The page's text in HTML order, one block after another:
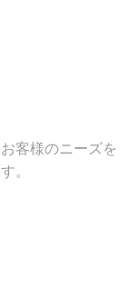
客様のニーズを
。